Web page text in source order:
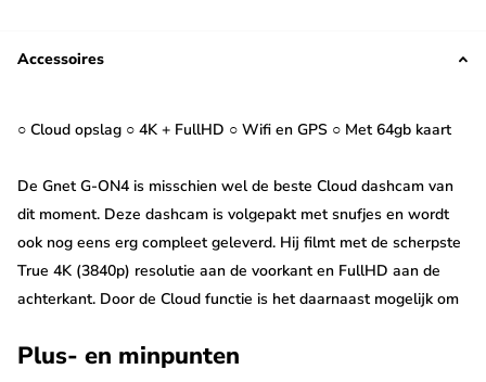
Accessoires
○ Cloud opslag ○ 4K + FullHD ○ Wifi en GPS ○ Met 64gb kaart
De Gnet G-ON4 is misschien wel de beste Cloud dashcam van
dit moment. Deze dashcam is volgepakt met snufjes en wordt
ook nog eens erg compleet geleverd. Hij filmt met de scherpste
True 4K (3840p) resolutie aan de voorkant en FullHD aan de
achterkant. Door de Cloud functie is het daarnaast mogelijk om
meldingen te ontvangen als er iets rondom je auto gebeurt.
Plus- en minpunten